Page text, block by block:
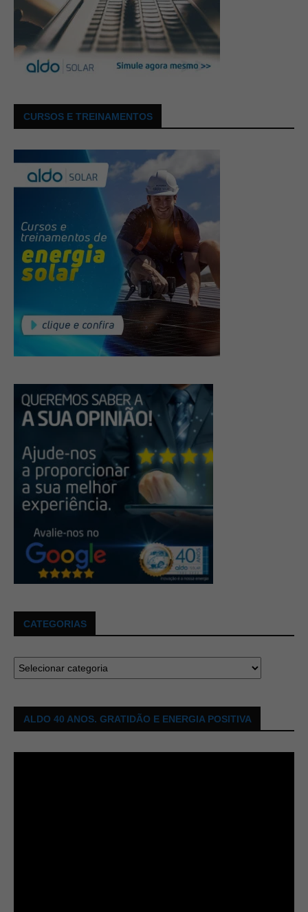
CURSOS E TREINAMENTOS
CATEGORIAS
ALDO 40 ANOS. GRATIDÃO E ENERGIA POSITIVA